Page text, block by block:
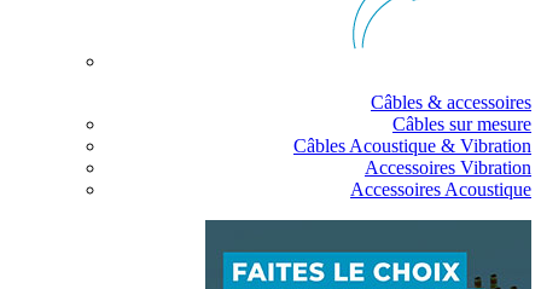
Câbles & accessoires
Câbles sur mesure
Câbles Acoustique & Vibration
Accessoires Vibration
Accessoires Acoustique